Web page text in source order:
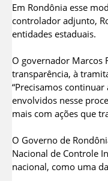
Em Rondônia esse
controlador adjunto,
entidades estaduais.
O governador Marcos
transparência, à
“Precisamos
envolvidos nesse
mais com ações que
O Governo de
Nacional de Controle
nacional, como uma